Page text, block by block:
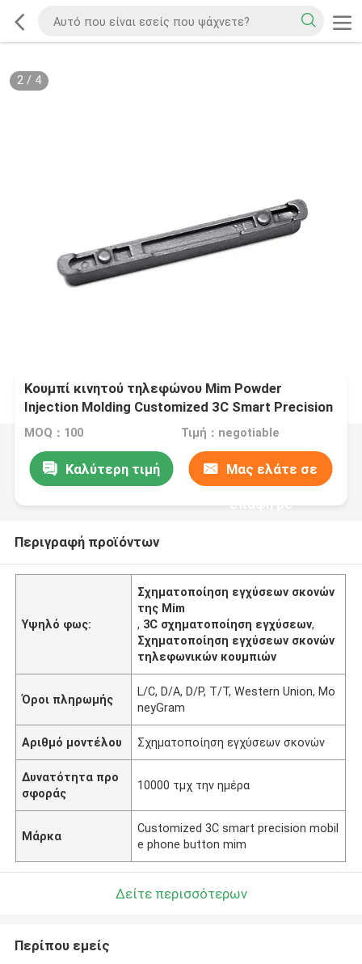
2/ 4
Κουμπί κινητού τηλεφώνου Mim Powder
Injection Molding Customized 3C Smart Precision
MOQ：100 Τιμή：negotiable
Καλύτερη τιμή Μας ελάτε σε
επαφή με
Περιγραφή προϊόντων
Υψηλό φως:
Σχηματοποίηση εγχύσεων σκονών
της Mim
, 3C σχηματοποίηση εγχύσεων,
Σχηματοποίηση εγχύσεων σκονών
τηλεφωνικών κουμπιών
Όροι πληρωμής
L/C, D/A, D/P, T/T, Western Union, Mo
neyGram
Αριθμό μοντέλου Σχηματοποίηση εγχύσεων σκονών
Δυνατότητα προ
σφοράς
10000 τμχ την ημέρα
Μάρκα
Customized 3C smart precision mobil
e phone button mim
Δείτε περισσότερων
Περίπου εμείς